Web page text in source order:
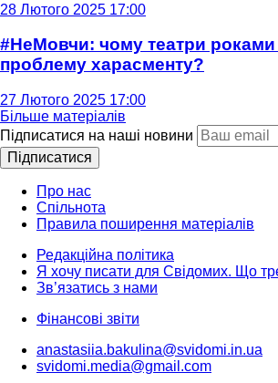
28 Лютого 2025 17:00
#НеМовчи: чому театри роками
проблему харасменту?
27 Лютого 2025 17:00
Більше матеріалів
Підписатися на наші новини
Підписатися
Про нас
Спільнота
Правила поширення матеріалів
Редакційна політика
Я хочу писати для Свідомих. Що
Зв’язатись з нами
Фінансові звіти
anastasiia.bakulina@svidomi.in.ua
svidomi.media@gmail.com